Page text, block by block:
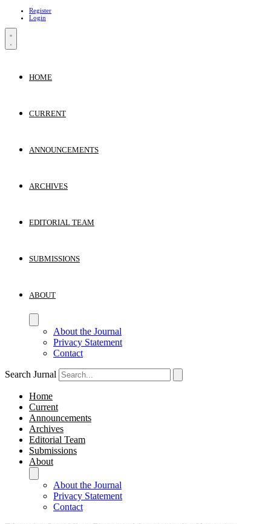
Register
Login
HOME
CURRENT
ANNOUNCEMENTS
ARCHIVES
EDITORIAL TEAM
SUBMISSIONS
ABOUT
About the Journal
Privacy Statement
Contact
Search Jurnal
Home
Current
Announcements
Archives
Editorial Team
Submissions
About
About the Journal
Privacy Statement
Contact